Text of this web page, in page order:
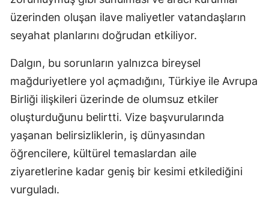
üzerinden oluşan ilave maliyetler vatandaşların
seyahat planlarını doğrudan etkiliyor.
Dalgın, bu sorunların yalnızca bireysel
mağduriyetlere yol açmadığını, Türkiye ile Avrupa
Birliği ilişkileri üzerinde de olumsuz etkiler
oluşturduğunu belirtti. Vize başvurularında
yaşanan belirsizliklerin, iş dünyasından
öğrencilere, kültürel temaslardan aile
ziyaretlerine kadar geniş bir kesimi etkilediğini
vurguladı.